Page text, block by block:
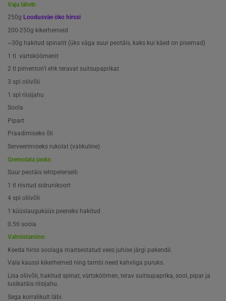
Vaja läheb:
250g Loodusväe öko hirssi
200-250g kikerherneid
~30g hakitud spinatit (üks väga suur peotäis, kaks kui käed on pisemad)
1 tl vürtsköömenit
2 tl pimenton’i ehk teravat suitsupaprikat
3 spl oliivõli
1 spl riisijahu
Soola
Pipart
Praadimiseks õli
Serveerimiseks rukolat (valikuline)
Gremolata jaoks:
Suur peotäis lehtpeterselli
1 tl riivitud sidrunikoort
4 spl oliivõli
1 küüslauguküüs peeneks hakitud
0.5tl soola
Valmistamine:
Keeda hirss soolaga maitsestatud vees juhise järgi pakendil.
Vala kaussi kikerherned ning tambi need kahvliga puruks.
Lisa oliivõli, hakitud spinat, vürtsköömen, terav suitsupaprika, sool, pipar ja
lusikatäis riisijahu.
Sega korralikult läbi.